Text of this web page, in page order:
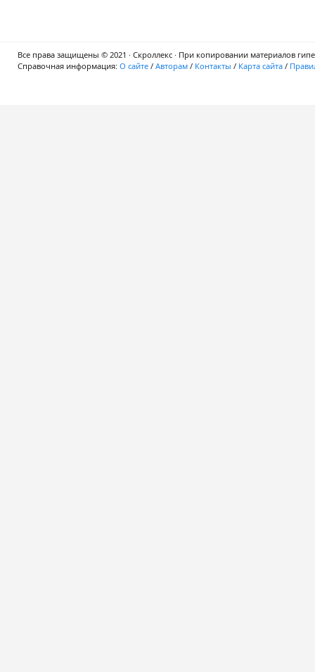
Все права защищены © 2021 · Скроллекс · При копировании материалов
Справочная информация: О сайте / Авторам / Контакты / Карта сайта /